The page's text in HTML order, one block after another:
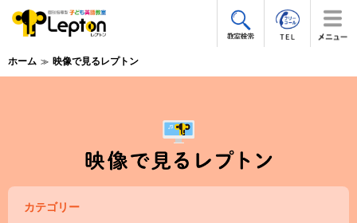
ホーム 映像で見るレプトン
カテゴリー